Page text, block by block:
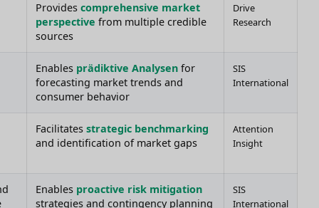
Provides comprehensive market
perspective from multiple credible
sources
Drive
Research
Enables prädiktive Analysen for
forecasting market trends and
consumer behavior
SIS
International
Facilitates strategic benchmarking
and identification of market gaps
Attention
Insight
Enables proactive risk mitigation
strategies and contingency planning
SIS
International